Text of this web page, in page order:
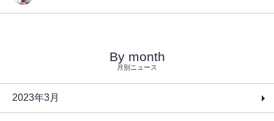
By month
月別ニュース
2023年3月